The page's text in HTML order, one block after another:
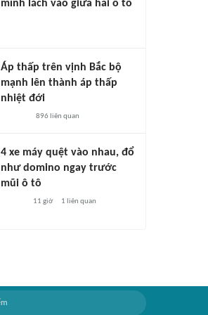
mình lách vào giữa hai ô tô
Áp thấp trên vịnh Bắc bộ
mạnh lên thành áp thấp
nhiệt đới
896 liên quan
4 xe máy quệt vào nhau, đổ
như domino ngay trước
mũi ô tô
11 giờ 1 liên quan